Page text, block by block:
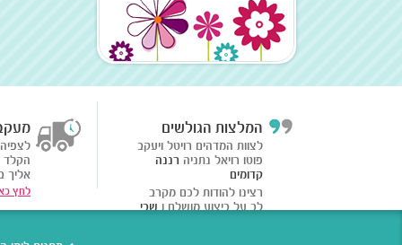
המלצות הגולשים
לצוות המדהים רויטל ויעקב
פוטו רויאל נתניה רננה
קדומים
רצינו להודות לכם מקרב
לב על ביצוע מושלם ושבי
אליך
לחץ